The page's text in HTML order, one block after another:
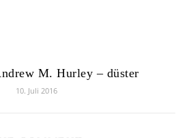
M. Hurley – düster
10. Juli 2016